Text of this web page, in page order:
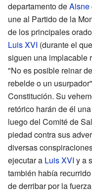
departamento deAisne
une al Partido de la
de los principales
Luis XVI (durante el
siguen una implacable
"No es posible reinar
rebelde o un
Constitución. Su
retórico harán de él
luego del Comité de
piedad contra sus
diversas
ejecutar a Luis XVI y a
también había
de derribar por la